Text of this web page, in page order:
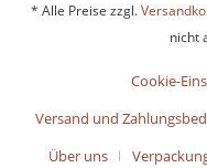
* Alle Preise zzgl.
nicht
Cookie-
Versand und
Über uns